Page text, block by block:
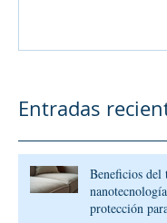
Entradas
Beneficios del
protección